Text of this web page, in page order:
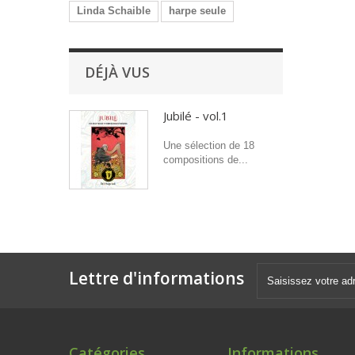
Linda Schaible
harpe seule
DÉJÀ VUS
Jubilé - vol.1
Une sélection de 18
compositions de...
Lettre d'informations